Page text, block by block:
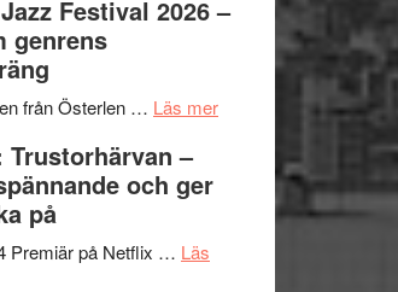
med
och
Scully
stipendium
Det
–
humoristisk
och
hjärtevarm
Festival 2026 –
genrens
från Österlen … Läs merom
Festival
–
och ger
på
Premiär på Netflix … Läs